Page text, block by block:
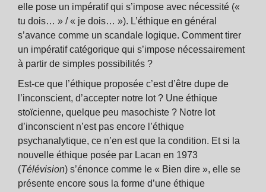
elle pose un impératif qui s’impose avec nécessité («
tu dois… » / « je dois… »). L’éthique en général
s’avance comme un scandale logique. Comment tirer
un impératif catégorique qui s’impose nécessairement
à partir de simples possibilités ?
Est-ce que l’éthique proposée c’est d’être dupe de
l’inconscient, d’accepter notre lot ? Une éthique
stoïcienne, quelque peu masochiste ? Notre lot
d’inconscient n’est pas encore l’éthique
psychanalytique, ce n’en est que la condition. Et si la
nouvelle éthique posée par Lacan en 1973
(Télévision) s’énonce comme le « Bien dire », elle se
présente encore sous la forme d’une éthique